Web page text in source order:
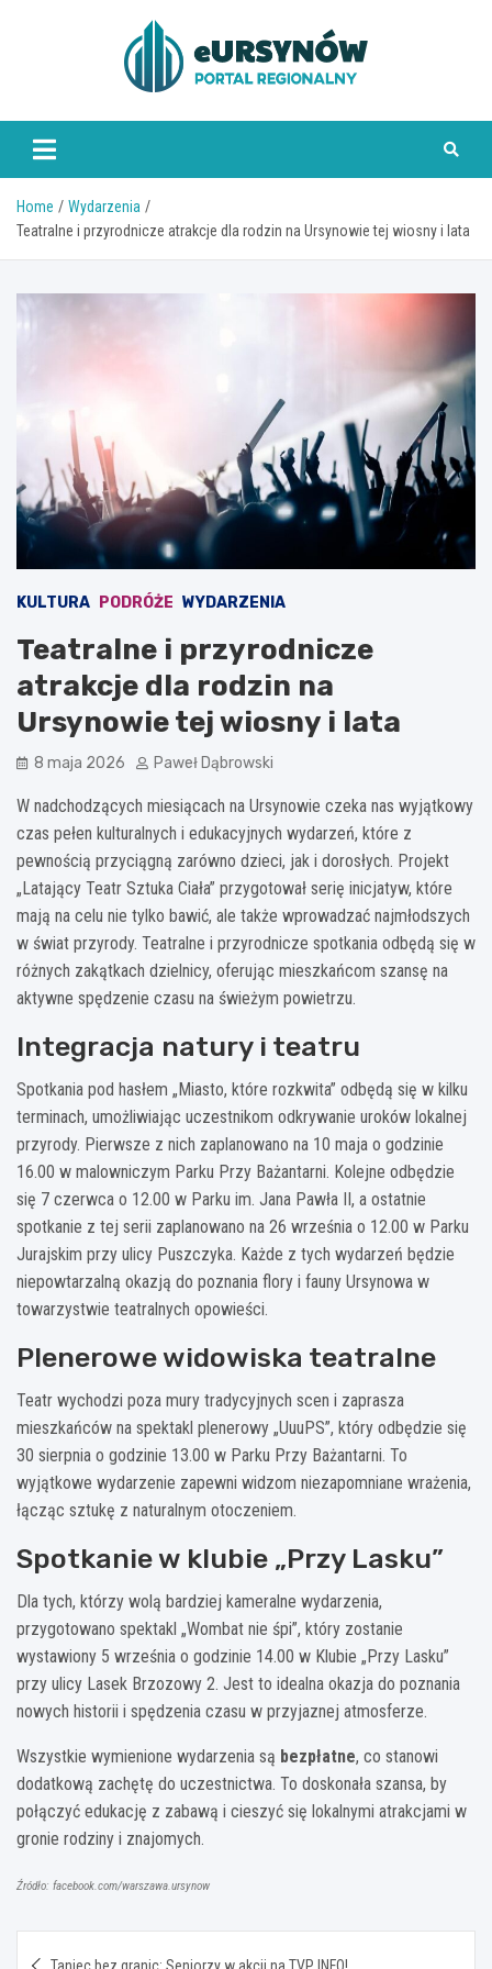
Home
Wydarzenia
Teatralne i przyrodnicze atrakcje dla rodzin na Ursynowie tej wiosny i lata
KULTURA PODRÓŻE WYDARZENIA
Teatralne i przyrodnicze
atrakcje dla rodzin na
Ursynowie tej wiosny i lata
8 maja 2026 Paweł Dąbrowski
W nadchodzących miesiącach na Ursynowie czeka nas wyjątkowy
czas pełen kulturalnych i edukacyjnych wydarzeń, które z
pewnością przyciągną zarówno dzieci, jak i dorosłych. Projekt
„Latający Teatr Sztuka Ciała” przygotował serię inicjatyw, które
mają na celu nie tylko bawić, ale także wprowadzać najmłodszych
w świat przyrody. Teatralne i przyrodnicze spotkania odbędą się w
różnych zakątkach dzielnicy, oferując mieszkańcom szansę na
aktywne spędzenie czasu na świeżym powietrzu.
Integracja natury i teatru
Spotkania pod hasłem „Miasto, które rozkwita” odbędą się w kilku
terminach, umożliwiając uczestnikom odkrywanie uroków lokalnej
przyrody. Pierwsze z nich zaplanowano na 10 maja o godzinie
16.00 w malowniczym Parku Przy Bażantarni. Kolejne odbędzie
się 7 czerwca o 12.00 w Parku im. Jana Pawła II, a ostatnie
spotkanie z tej serii zaplanowano na 26 września o 12.00 w Parku
Jurajskim przy ulicy Puszczyka. Każde z tych wydarzeń będzie
niepowtarzalną okazją do poznania flory i fauny Ursynowa w
towarzystwie teatralnych opowieści.
Plenerowe widowiska teatralne
Teatr wychodzi poza mury tradycyjnych scen i zaprasza
mieszkańców na spektakl plenerowy „UuuPS”, który odbędzie się
30 sierpnia o godzinie 13.00 w Parku Przy Bażantarni. To
wyjątkowe wydarzenie zapewni widzom niezapomniane wrażenia,
łącząc sztukę z naturalnym otoczeniem.
Spotkanie w klubie „Przy Lasku”
Dla tych, którzy wolą bardziej kameralne wydarzenia,
przygotowano spektakl „Wombat nie śpi”, który zostanie
wystawiony 5 września o godzinie 14.00 w Klubie „Przy Lasku”
przy ulicy Lasek Brzozowy 2. Jest to idealna okazja do poznania
nowych historii i spędzenia czasu w przyjaznej atmosferze.
Wszystkie wymienione wydarzenia są bezpłatne, co stanowi
dodatkową zachętę do uczestnictwa. To doskonała szansa, by
połączyć edukację z zabawą i cieszyć się lokalnymi atrakcjami w
gronie rodziny i znajomych.
Źródło: facebook.com/warszawa.ursynow